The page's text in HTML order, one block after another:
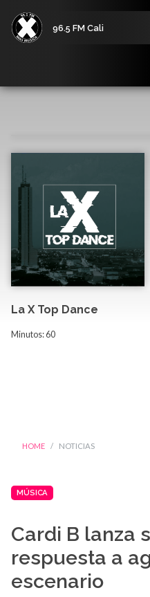
96.5 FM Cali
La X Top Dance
Minutos: 60
HOME NOTICIAS
MÚSICA
Cardi B lanza
respuesta a
escenario